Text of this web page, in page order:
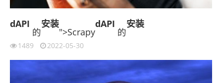
dAPI
的
安装
">Scrapy
dAPI
的
安装
1489 2022-05-30